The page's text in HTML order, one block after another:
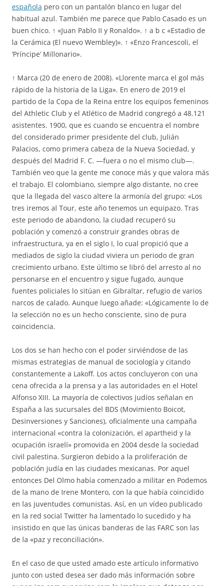
española pero con un pantalón blanco en lugar del
habitual azul. También me parece que Pablo Casado es un
buen chico. ↑ «Juan Pablo II y Ronaldo». ↑ a b c «Estadio de
la Cerámica (El nuevo Wembley)». ↑ «Enzo Francescoli, el
‘Príncipe’ Millonario».
↑ Marca (20 de enero de 2008). «Llorente marca el gol más
rápido de la historia de la Liga». En enero de 2019 el
partido de la Copa de la Reina entre los equipos femeninos
del Athletic Club y el Atlético de Madrid congregó a 48.121
asistentes. 1900, que es cuando se encuentra el nombre
del considerado primer presidente del club, Julián
Palacios, como primera cabeza de la Nueva Sociedad, y
después del Madrid F. C. —fuera o no el mismo club—.
También veo que la gente me conoce más y que valora más
el trabajo. El colombiano, siempre algo distante, no cree
que la llegada del vasco altere la armonía del grupo: «Los
tres iremos al Tour, este año tenemos un equipazo. Tras
este periodo de abandono, la ciudad recuperó su
población y comenzó a construir grandes obras de
infraestructura, ya en el siglo I, lo cual propició que a
mediados de siglo la ciudad viviera un periodo de gran
crecimiento urbano. Este último se libró del arresto al no
personarse en el encuentro y sigue fugado, aunque
fuentes policiales lo sitúan en Gibraltar, refugio de varios
narcos de calado. Aunque luego añade: «Lógicamente lo de
la selección no es un hecho consciente, sino de pura
coincidencia.
Los dos se han hecho con el poder sirviéndose de las
mismas estrategias de manual de sociología y citando
constantemente a Lakoff. Los actos concluyeron con una
cena ofrecida a la prensa y a las autoridades en el Hotel
Alfonso XIII. La mayoría de colectivos judíos señalan en
España a las sucursales del BDS (Movimiento Boicot,
Desinversiones y Sanciones), oficialmente una campaña
internacional «contra la colonización, el apartheid y la
ocupación israelí» promovida en 2004 desde la sociedad
civil palestina. Surgieron debido a la proliferación de
población judía en las ciudades mexicanas. Por aquel
entonces Del Olmo había comenzado a militar en Podemos
de la mano de Irene Montero, con la que había coincidido
en las juventudes comunistas. Así, en un vídeo publicado
en la red social Twitter ha lamentado lo sucedido y ha
insistido en que las únicas banderas de las FARC son las
de la «paz y reconciliación».
En el caso de que usted amado este artículo informativo
junto con usted desea ser dado más información sobre